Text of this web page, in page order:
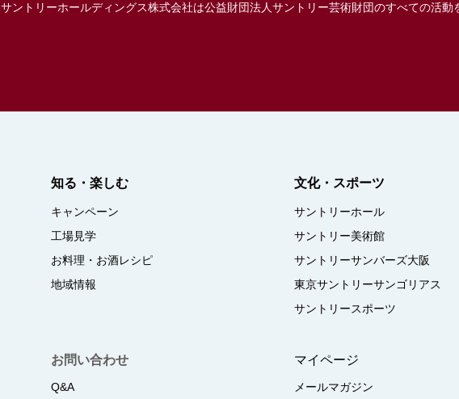
サントリーホールディングス株式会社は公益財団法人サントリー芸術財団のすべての活動
知る・楽しむ
キャンペーン
工場見学
お料理・お酒レシピ
地域情報
文化・スポーツ
サントリーホール
サントリー美術館
サントリーサンバーズ大阪
東京サントリーサンゴリアス
サントリースポーツ
お問い合わせ
Q&A
マイページ
メールマガジン